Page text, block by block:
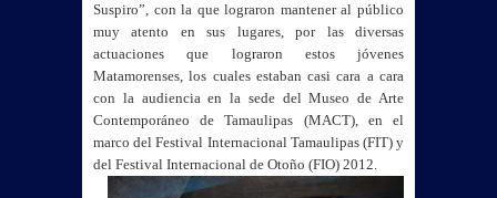
Suspiro”, con la que lograron mantener al público
muy atento en sus lugares, por las diversas
actuaciones que lograron estos jóvenes
Matamorenses, los cuales estaban casi cara a cara
con la audiencia en la sede del Museo de Arte
Contemporáneo de Tamaulipas (MACT), en el
marco del Festival Internacional Tamaulipas (FIT) y
del Festival Internacional de Otoño (FIO) 2012.